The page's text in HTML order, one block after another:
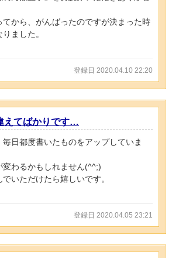
てから、がんばったのですが決まった時
ました。
登録日 2020.04.10 22:20
えてばかりです…
日都度書いたものをアップしていま
わるかもしれません(^^;)
いただけたら嬉しいです。
登録日 2020.04.05 23:21